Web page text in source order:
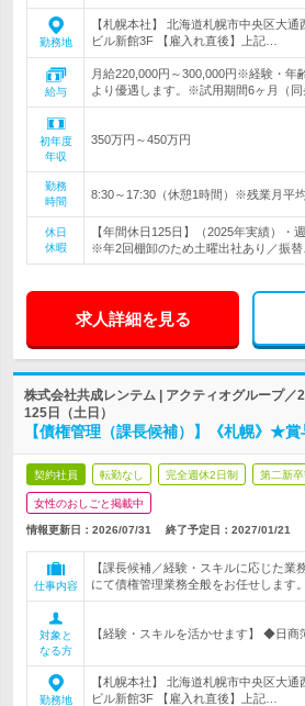
勤務地
【札幌本社】 北海道札幌市中央区大
ビル新館3F 【雇入れ直後】上記…
給与
月給220,000円～300,000円※経験・年
より優遇します。※試用期間6ヶ月（
初年度
年収
350万円～450万円
勤務
時間
8:30～17:30（休憩1時間）※残業月平
休日
休暇
【年間休日125日】（2025年実績）・
※年2回棚卸のため土曜出社あり／振替
求人詳細を見る
株式会社共成レンテム | アクティオグループ／
125日（土日）
【債権管理（課長候補）】《札幌》★賞
契約社員 転勤なし 完全週休2日制 第二新
女性のおしごと掲載中
情報更新日：2026/07/31 終了予定日： 2027/01/21
仕事内容
【課長候補／経験・スキルに応じた業
にて債権管理業務全般をお任せします。
対象と
なる方
【経験・スキルを活かせます】 ◆日
勤務地
【札幌本社】 北海道札幌市中央区大
ビル新館3F 【雇入れ直後】上記…